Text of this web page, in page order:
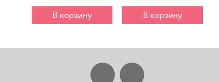
В корзину В корзину